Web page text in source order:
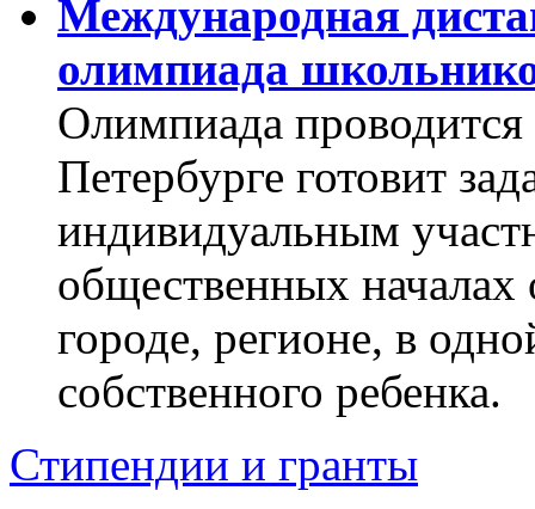
Международная
олимпиада
Олимпиада
Петербурге готовит
индивидуальным
общественных
городе, регионе, в
собственного ребенка.
Стипендии и гранты